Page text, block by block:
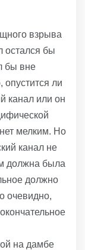
взрыва
остался бы
бы вне
опустится ли
канал или он
мелким. Но
канал не
должна была
должно
очевидно,
на дамбе